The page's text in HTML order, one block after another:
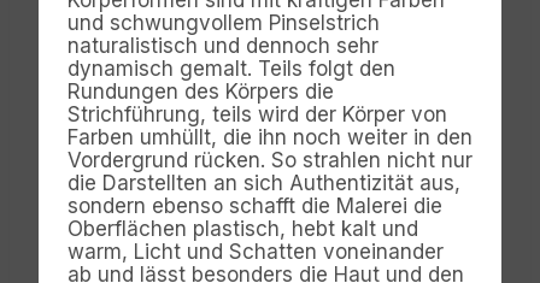
und schwungvollem Pinselstrich
naturalistisch und dennoch sehr
dynamisch gemalt. Teils folgt den
Rundungen des Körpers die
Strichführung, teils wird der Körper von
Farben umhüllt, die ihn noch weiter in den
Vordergrund rücken. So strahlen nicht nur
die Darstellten an sich Authentizität aus,
sondern ebenso schafft die Malerei die
Oberflächen plastisch, hebt kalt und
warm, Licht und Schatten voneinander
ab und lässt besonders die Haut und den